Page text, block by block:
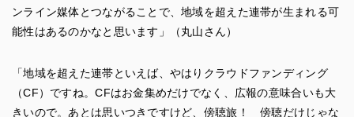
ンライン媒体とつながることで、地域を超えた連帯が生まれる可
能性はあるのかなと思います」（丸山さん）
「地域を超えた連帯といえば、やはりクラウドファンディング
（CF）ですね。CFはお金集めだけでなく、広報の意味合いも大
きいので。あとは思いつきですけど、傍聴旅！ 傍聴だけじゃな